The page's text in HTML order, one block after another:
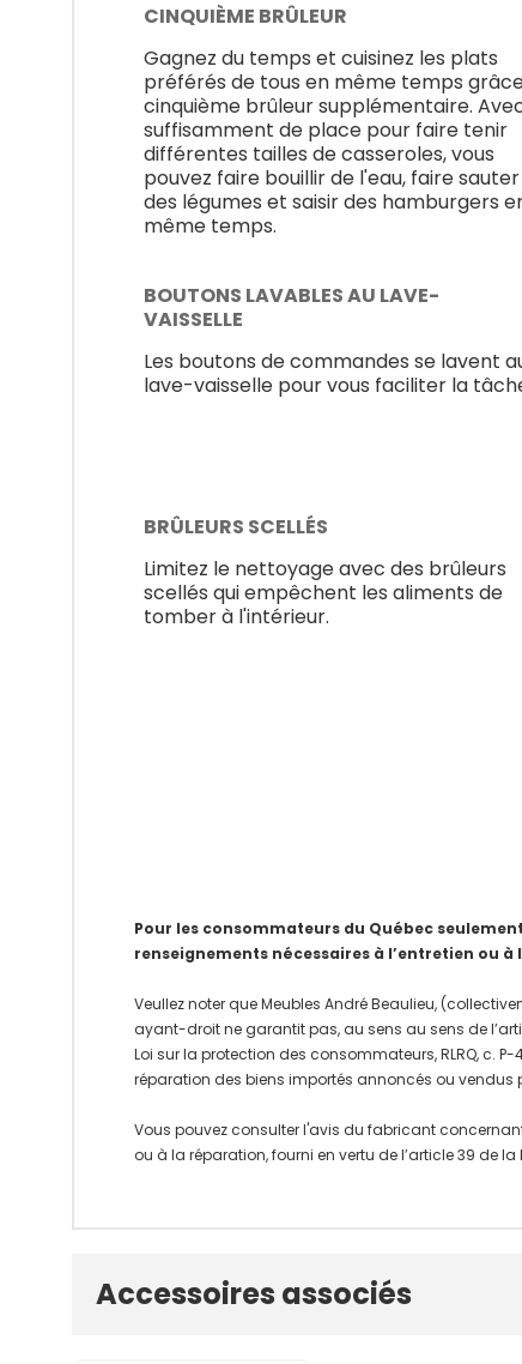
CINQUIÈME BRÛLEUR
Gagnez du temps et cuisinez les plats
préférés de tous en même temps
cinquième brûleur supplémentaire.
suffisamment de place pour faire tenir
différentes tailles de casseroles, vous
pouvez faire bouillir de l'eau, faire sauter
des légumes et saisir des hamburgers
même temps.
BOUTONS LAVABLES AU LAVE-
VAISSELLE
Les boutons de commandes se lavent
lave-vaisselle pour vous faciliter la
BRÛLEURS SCELLÉS
Limitez le nettoyage avec des brûleurs
scellés qui empêchent les aliments de
tomber à l'intérieur.
Pour les consommateurs du Québec
renseignements nécessaires à l’entretien ou
Veullez noter que Meubles André Beaulieu,
ayant-droit ne garantit pas, au sens au sens de
Loi sur la protection des consommateurs, RLRQ, c.
réparation des biens importés annoncés ou vendus
Vous pouvez consulter l'avis du fabricant
ou à la réparation, fourni en vertu de l’article 39 de
personnalisé
Accessoires associés